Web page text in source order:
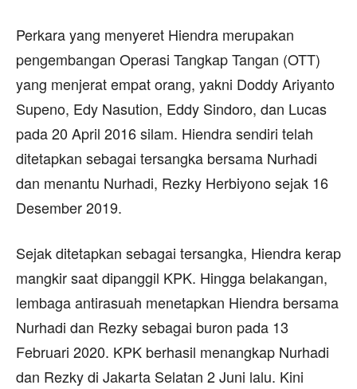
Perkara yang menyeret Hiendra merupakan
pengembangan Operasi Tangkap Tangan (OTT)
yang menjerat empat orang, yakni Doddy Ariyanto
Supeno, Edy Nasution, Eddy Sindoro, dan Lucas
pada 20 April 2016 silam. Hiendra sendiri telah
ditetapkan sebagai tersangka bersama Nurhadi
dan menantu Nurhadi, Rezky Herbiyono sejak 16
Desember 2019.
Sejak ditetapkan sebagai tersangka, Hiendra kerap
mangkir saat dipanggil KPK. Hingga belakangan,
lembaga antirasuah menetapkan Hiendra bersama
Nurhadi dan Rezky sebagai buron pada 13
Februari 2020. KPK berhasil menangkap Nurhadi
dan Rezky di Jakarta Selatan 2 Juni lalu. Kini